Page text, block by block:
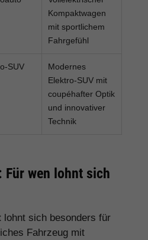
Kompaktwagen
mit sportlichem
Fahrgefühl
SUV
Modernes
Elektro-SUV mit
coupéhafter Optik
und innovativer
Technik
Für wen lohnt sich
lohnt sich besonders für
Fahrzeug mit